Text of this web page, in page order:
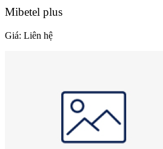
Mibetel plus
Giá: Liên hệ